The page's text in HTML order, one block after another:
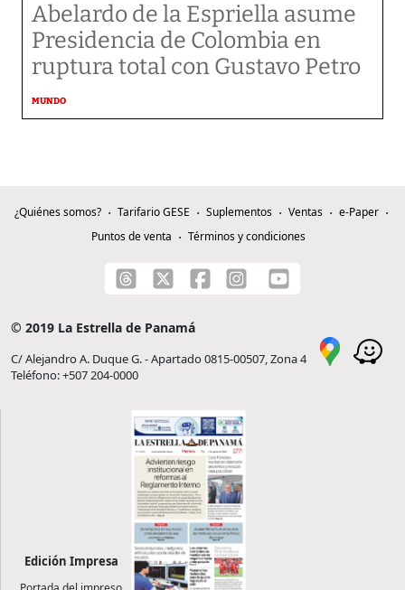
Abelardo de la Espriella asume
Presidencia de Colombia en
ruptura total con Gustavo Petro
MUNDO
¿Quiénes somos? Tarifario GESE Suplementos Ventas
e-Paper
Puntos de venta
Términos y condiciones
© 2019 La Estrella de Panamá
C/ Alejandro A. Duque G. - Apartado 0815-00507, Zona 4
Teléfono: +507 204-0000
Edición Impresa